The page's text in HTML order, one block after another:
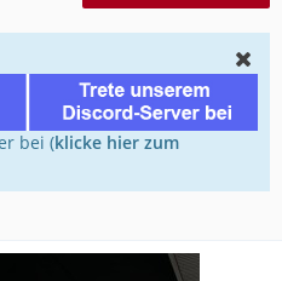
bei (klicke hier zum